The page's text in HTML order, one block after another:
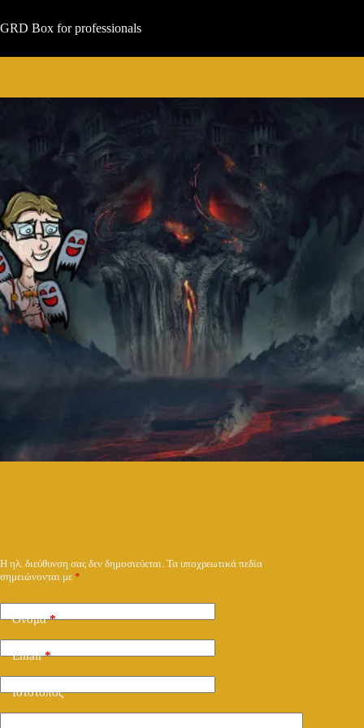
στο
περιεχόμενο
GRD Box for professionals
Η ηλ. διεύθυνση σας δεν δημοσιεύεται. Τα υποχρεωτικά πεδία
σημειώνονται με *
Όνομα*
Email*
Ιστότοπος